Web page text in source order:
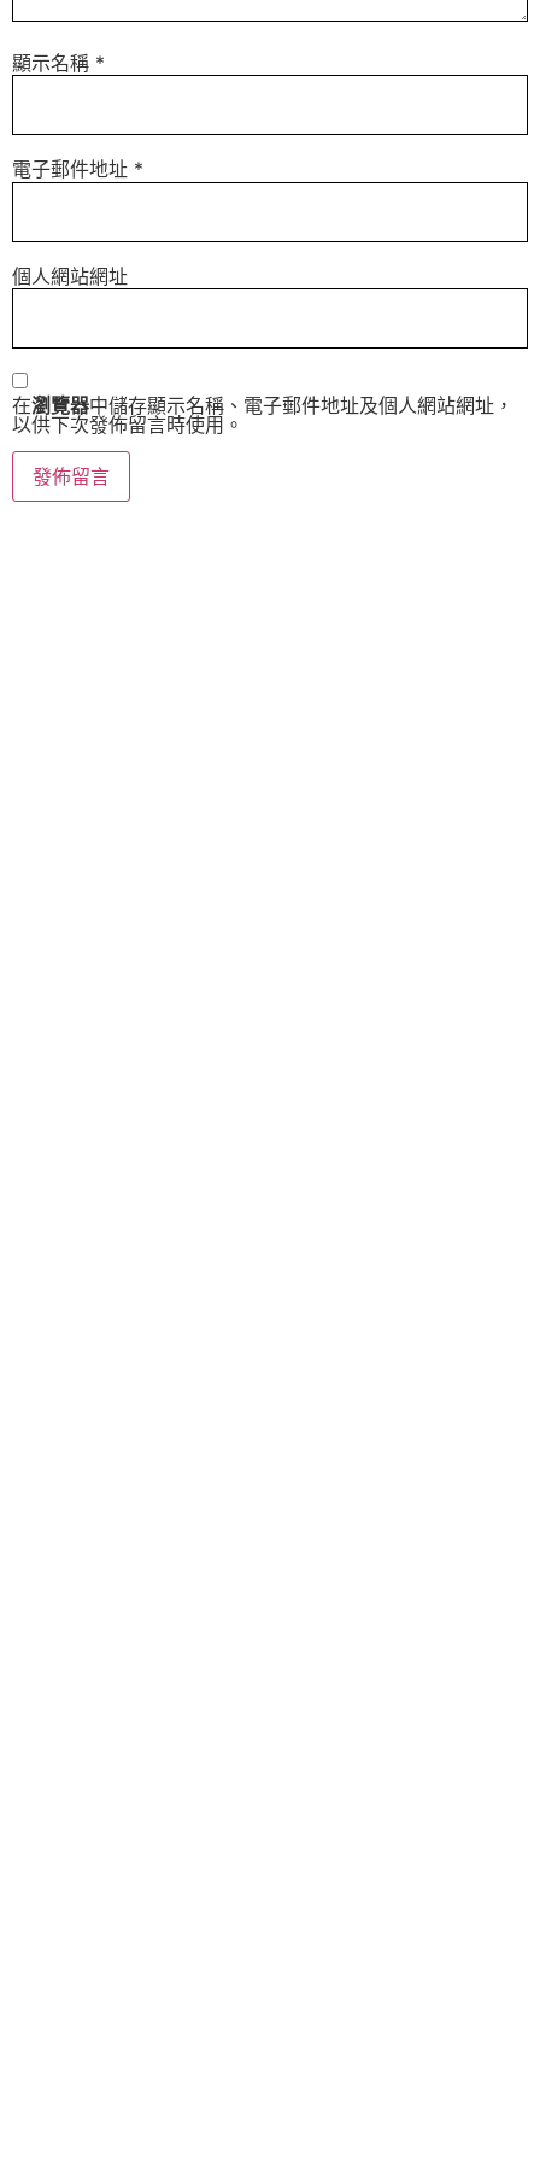
顯示名稱 *
電子郵件地址 *
個人網站網址
在瀏覽器中儲存顯示名稱、電子郵件地址及個人網站網址，
以供下次發佈留言時使用。